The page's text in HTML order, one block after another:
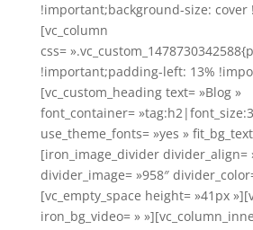
!important;background-size: cover
[vc_column
css=
!important;padding-left: 13%
[vc_custom_heading text= »Blog »
font_container=
use_theme_fonts= »yes »
[iron_image_divider divider_align=
divider_image= »958″
[vc_empty_space height= »41px
iron_bg_video= »